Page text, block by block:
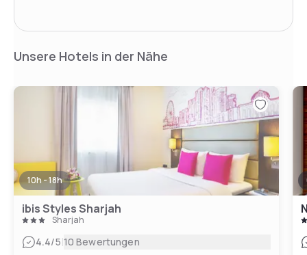
Unsere Hotels in der Nähe
10h - 18h
ibis Styles Sharjah
Sharjah
4.4/5|10 Bewertungen